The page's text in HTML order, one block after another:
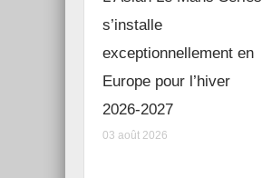
s’installe
exceptionnellement en
Europe pour l’hiver
2026-2027
03 août 2026